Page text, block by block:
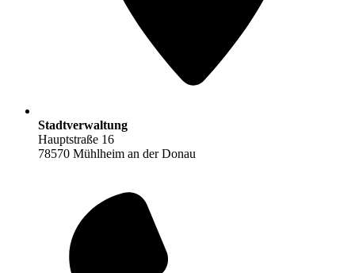
Stadtverwaltung
Hauptstraße 16
78570 Mühlheim an der Donau